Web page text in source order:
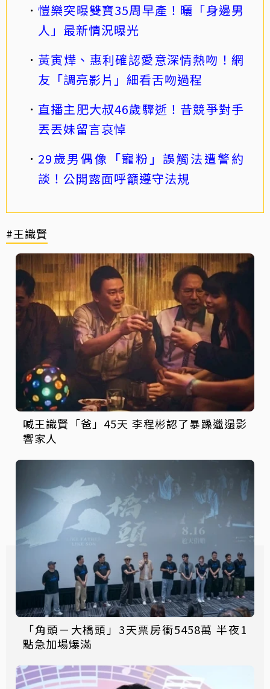
愷樂突曝雙寶35周早產！曬「身邊男
人」最新情況曝光
黃寅燁、惠利確認愛意深情熱吻！網
友「調亮影片」細看舌吻過程
直播主肥大叔46歲驟逝！昔競爭對手
丟丟妹留言哀悼
29歲男偶像「寵粉」誤觸法遭警約
談！公開露面呼籲遵守法規
#王識賢
喊王識賢「爸」45天 李程彬認了暴躁邋遢影
響家人
「角頭－大橋頭」3天票房衝5458萬 半夜1
點急加場爆滿